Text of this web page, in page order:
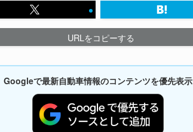
URLをコピーする
Googleで最新自動車情報のコンテンツを優先表示